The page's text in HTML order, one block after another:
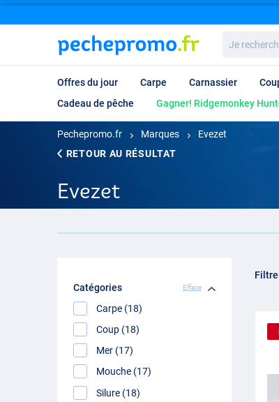
Offres du jour Carpe Carnassier
Cadeau de pêche
Gagner! Ridgemonkey
Pechepromo.fr Marques
Evezet
RETOUR AU RÉSULTAT
Evezet
Catégories Efface
Carpe (18)
Coup (18)
Mer (17)
Mouche (17)
Silure (18)